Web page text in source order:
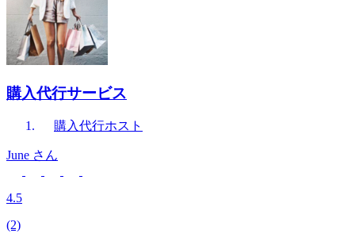
購入代行サービス
購入代行ホスト
June さん
4.5
(2)